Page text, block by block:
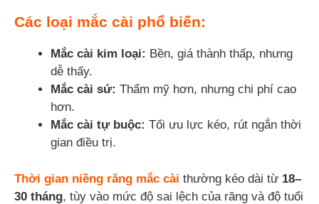
Các loại mắc cài phổ biến:
Mắc cài kim loại: Bền, giá thành thấp, nhưng
dễ thấy.
Mắc cài sứ: Thẩm mỹ hơn, nhưng chi phí cao
hơn.
Mắc cài tự buộc: Tối ưu lực kéo, rút ngắn thời
gian điều trị.
Thời gian niềng răng mắc cài thường kéo dài từ 18–
30 tháng, tùy vào mức độ sai lệch của răng và độ tuổi